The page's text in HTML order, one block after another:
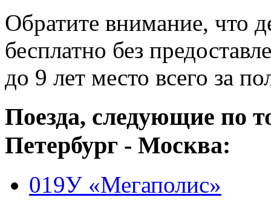
Обратите внимание, что
бесплатно без
до 9 лет место всего за
Поезда, следующие по
Петербург - Москва:
019У «Мегаполис»